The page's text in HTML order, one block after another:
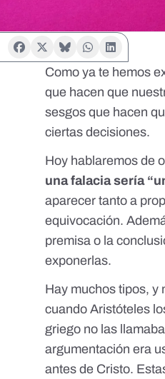
Como ya te hemos
que hacen que
sesgos que hacen
ciertas decisiones.
Hoy hablaremos de
una falacia sería
aparecer tanto a
equivocación.
premisa o la
exponerlas.
Hay muchos tipos, y
cuando Aristóteles
griego no las
argumentación era
antes de Cristo.